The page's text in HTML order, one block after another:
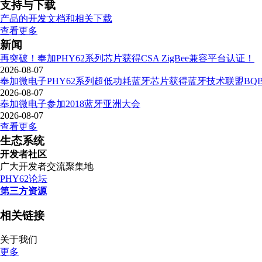
支持与下载
产品的开发文档和相关下载
查看更多
新闻
再突破！奉加PHY62系列芯片获得CSA ZigBee兼容平台认证！
2026-08-07
奉加微电子PHY62系列超低功耗蓝牙芯片获得蓝牙技术联盟
2026-08-07
奉加微电子参加2018蓝牙亚洲大会
2026-08-07
查看更多
生态系统
开发者社区
广大开发者交流聚集地
PHY62论坛
第三方资源
相关链接
关于我们
更多